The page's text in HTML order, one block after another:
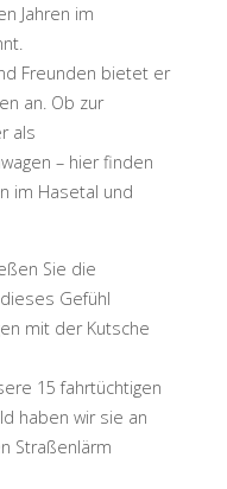
Jahren im
Freunden bietet er
an. Ob zur
als
– hier finden
im Hasetal und
Sie die
Gefühl
mit der Kutsche
15 fahrtüchtigen
haben wir sie an
Straßenlärm